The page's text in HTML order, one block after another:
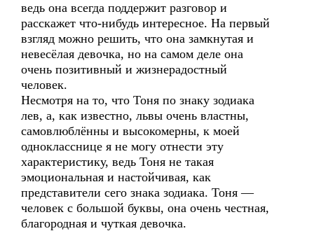
ведь она всегда поддержит разговор и
расскажет что-нибудь интересное. На первый
взгляд можно решить, что она замкнутая и
невесёлая девочка, но на самом деле она
очень позитивный и жизнерадостный
человек.
Несмотря на то, что Тоня по знаку зодиака
лев, а, как известно, львы очень властны,
самовлюблённы и высокомерны, к моей
однокласснице я не могу отнести эту
характеристику, ведь Тоня не такая
эмоциональная и настойчивая, как
представители сего знака зодиака. Тоня —
человек с большой буквы, она очень честная,
благородная и чуткая девочка.